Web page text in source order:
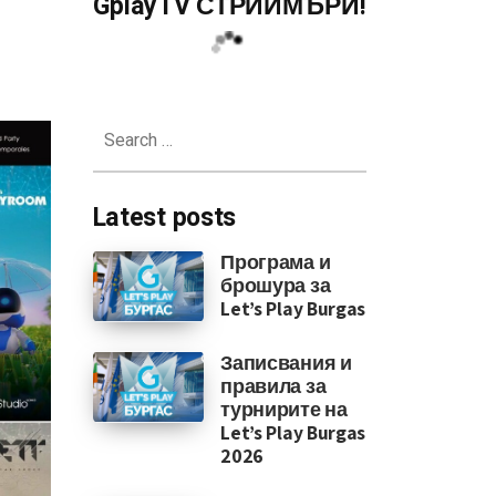
до октомври 2023
for:
Latest posts
Програма и
брошура за
Let’s Play Burgas
Записвания и
правила за
турнирите на
Let’s Play Burgas
2026